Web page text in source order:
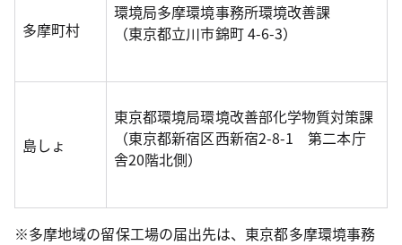
多摩町村
環境局多摩環境事務所環境改善課
（東京都立川市錦町 4-6-3）
島しょ
東京都環境局環境改善部化学物質対策課
（東京都新宿区西新宿2-8-1 第二本庁
舎20階北側）
※多摩地域の留保工場の届出先は、東京都多摩環境事務